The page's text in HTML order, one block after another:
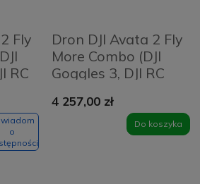
Fly
RC
o
Dron DJI Avata 2 Fly
More Combo (DJI
Goggles 3, DJI RC
akumulatory)
4 257,00 zł
Do koszyka